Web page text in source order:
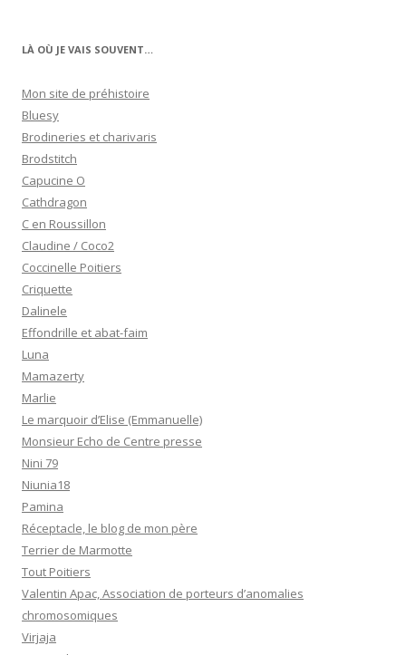
LÀ OÙ JE VAIS SOUVENT…
Mon site de préhistoire
Bluesy
Brodineries et charivaris
Brodstitch
Capucine O
Cathdragon
C en Roussillon
Claudine / Coco2
Coccinelle Poitiers
Criquette
Dalinele
Effondrille et abat-faim
Luna
Mamazerty
Marlie
Le marquoir d’Elise (Emmanuelle)
Monsieur Echo de Centre presse
Nini 79
Niunia18
Pamina
Réceptacle, le blog de mon père
Terrier de Marmotte
Tout Poitiers
Valentin Apac, Association de porteurs d’anomalies
chromosomiques
Virjaja